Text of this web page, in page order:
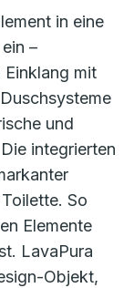
in eine
–
mit
und
integrierten
So
Elemente
LavaPura
Objekt,